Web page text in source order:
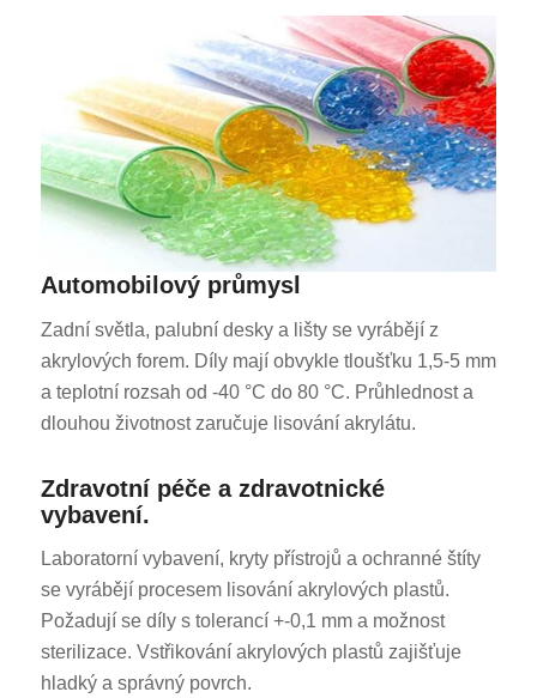
Automobilový průmysl
Zadní světla, palubní desky a lišty se vyrábějí z
akrylových forem. Díly mají obvykle tloušťku 1,5-5 mm
a teplotní rozsah od -40 °C do 80 °C. Průhlednost a
dlouhou životnost zaručuje lisování akrylátu.
Zdravotní péče a zdravotnické
vybavení.
Laboratorní vybavení, kryty přístrojů a ochranné štíty
se vyrábějí procesem lisování akrylových plastů.
Požadují se díly s tolerancí +-0,1 mm a možnost
sterilizace. Vstřikování akrylových plastů zajišťuje
hladký a správný povrch.